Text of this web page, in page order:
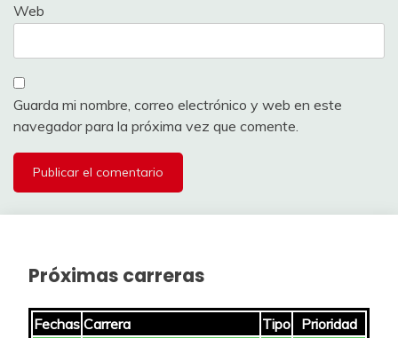
Web
Guarda mi nombre, correo electrónico y web en este
navegador para la próxima vez que comente.
Próximas carreras
Fechas Carrera Tipo
Prioridad